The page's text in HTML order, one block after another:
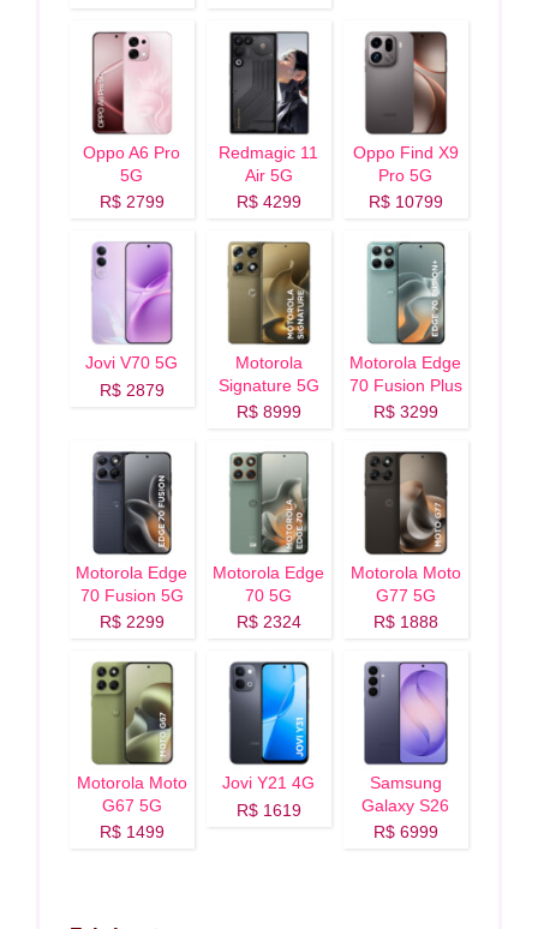
Oppo A6 Pro
5G
R$ 2799
Redmagic 11
Air 5G
R$ 4299
Oppo Find X9
Pro 5G
R$ 10799
Jovi V70 5G
R$ 2879
Motorola
Signature 5G
R$ 8999
Motorola Edge
70 Fusion Plus
5G
R$ 3299
Motorola Edge
70 Fusion 5G
R$ 2299
Motorola Edge
70 5G
R$ 2324
Motorola Moto
G77 5G
R$ 1888
Motorola Moto
G67 5G
R$ 1499
Jovi Y21 4G
R$ 1619
Samsung
Galaxy S26
Plus 5G
R$ 6999